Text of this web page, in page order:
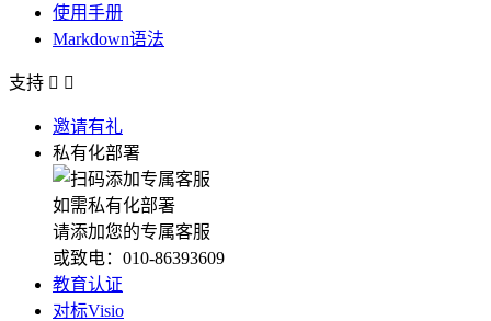
使用手册
Markdown语法
支持  
邀请有礼
私有化部署
如需私有化部署
请添加您的专属客服
或致电：010-86393609
教育认证
对标Visio